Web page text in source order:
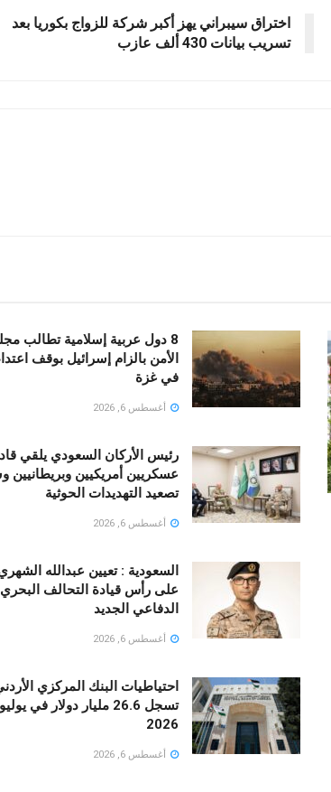
اختراق سيبراني يهز أكبر شركة للزواج بكوريا بعد
تسريب بيانات 430 ألف عازب
8 دول عربية إسلامية تطالب
الأمن بالزام إسرائيل بوقف
في غزة
أغسطس 6, 2026
رئيس الأركان السعودي يلقي
عسكريين أمريكيين
تصعيد التهديدات الحوثية
أغسطس 6, 2026
السعودية : تعيين عبدالله
على رأس قيادة التحالف البحري
الدفاعي الجديد
أغسطس 6, 2026
احتياطيات البنك المركزي
تسجل 26.6 مليار دولار في يوليو
2026
أغسطس 6, 2026